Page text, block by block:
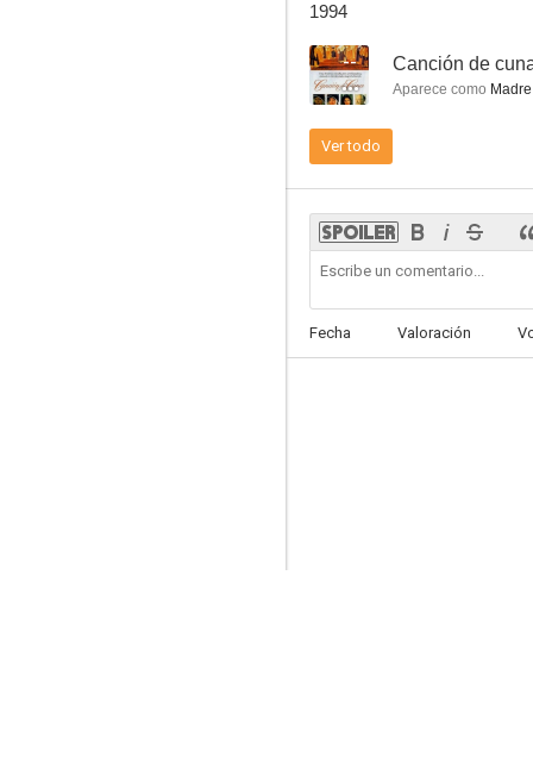
1994
-- Canción de
Aparece como
Ver todo
Fecha Valoración